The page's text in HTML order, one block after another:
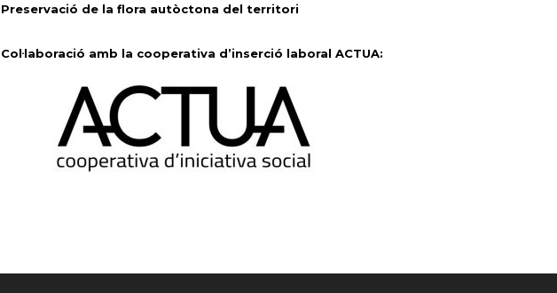
Preservació de la flora autòctona del territori
Col·laboració amb la cooperativa d’inserció laboral ACTUA: